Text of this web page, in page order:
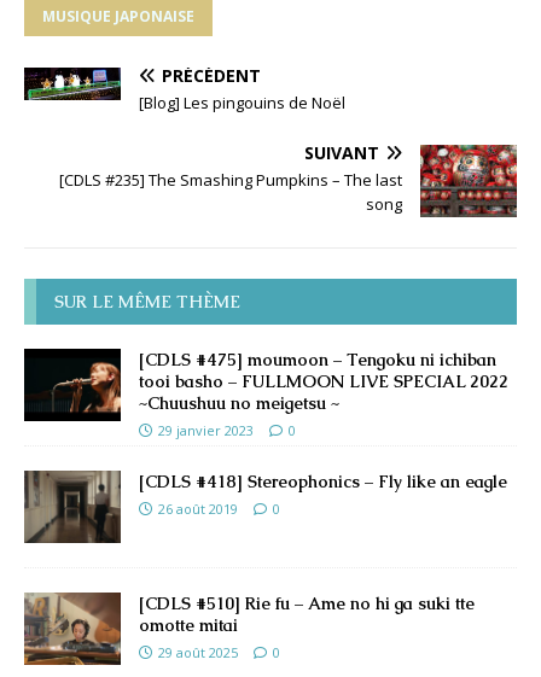
MUSIQUE JAPONAISE
PRÉCÉDENT
[Blog] Les pingouins de Noël
SUIVANT
[CDLS #235] The Smashing Pumpkins – The last
song
SUR LE MÊME THÈME
[CDLS #475] moumoon – Tengoku ni ichiban
tooi basho – FULLMOON LIVE SPECIAL 2022
~Chuushuu no meigetsu ~
29 janvier 2023 0
[CDLS #418] Stereophonics – Fly like an eagle
26 août 2019 0
[CDLS #510] Rie fu – Ame no hi ga suki tte
omotte mitai
29 août 2025 0